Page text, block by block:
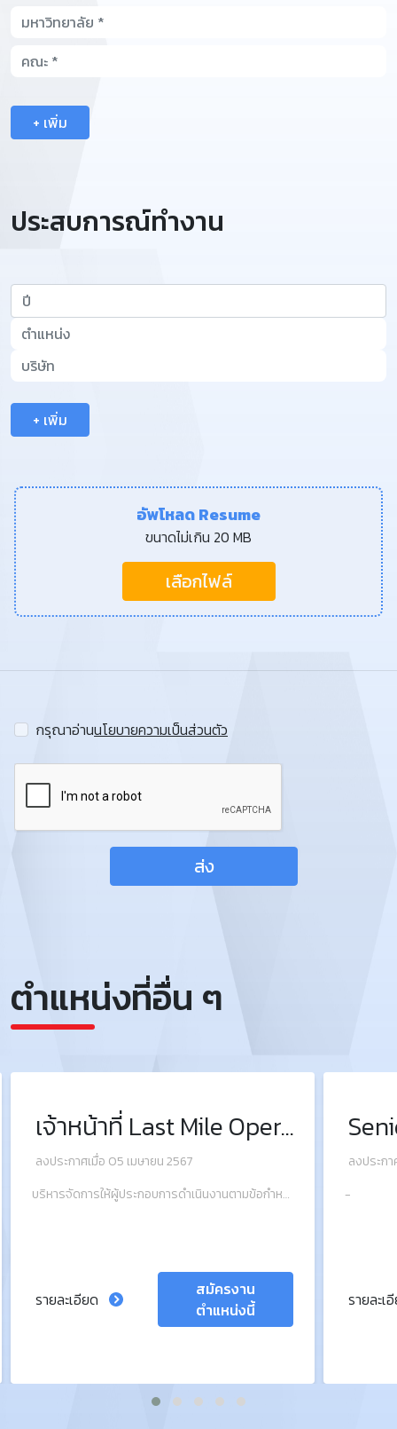
+ เพิ่ม
ประสบการณ์ทำงาน
+ เพิ่ม
อัพโหลด Resume
ขนาดไม่เกิน 20 MB
เลือกไฟล์
กรุณาอ่านนโยบายความเป็นส่วนตัว
ส่ง
ตำแหน่งที่อื่น ๆ
เจ้าหน้าที่ Last Mile Operation
ลงประกาศเมื่อ 05 เมษายน 2567
บริหารจัดการให้ผู้ประกอบการดำเนินงานตามข้อกำหนดภายใต้สัญญาว่าจ้างที่กำหนดอย่างมีประสิทธิภาพและประสิทธิผล
รายละเอียด
สมัครงาน
ตำแหน่งนี้
ลงประก
-
รายละเ